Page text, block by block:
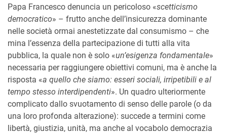
Papa Francesco denuncia un pericoloso «scetticismo
democratico» – frutto anche dell’insicurezza dominante
nelle società ormai anestetizzate dal consumismo – che
mina l’essenza della partecipazione di tutti alla vita
pubblica, la quale non è solo «un’esigenza fondamentale»
necessaria per raggiungere obiettivi comuni, ma è anche la
risposta «a quello che siamo: esseri sociali, irripetibili e al
tempo stesso interdipendenti». Un quadro ulteriormente
complicato dallo svuotamento di senso delle parole (o da
una loro profonda alterazione): succede a termini come
libertà, giustizia, unità, ma anche al vocabolo democrazia